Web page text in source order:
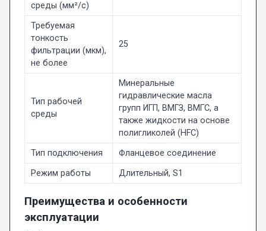
среды (мм²/с)
Требуемая
тонкость
фильтрации (мкм),
не более
25
Тип рабочей
среды
Минеральные
гидравлические масла
групп ИГП, ВМГЗ, ВМГС, а
также жидкости на основе
полигликолей (HFC)
Тип подключения
Фланцевое соединение
Режим работы
Длительный, S1
Преимущества и особенности
эксплуатации